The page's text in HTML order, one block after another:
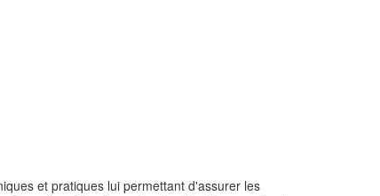
et pratiques lui permettant d'assurer les